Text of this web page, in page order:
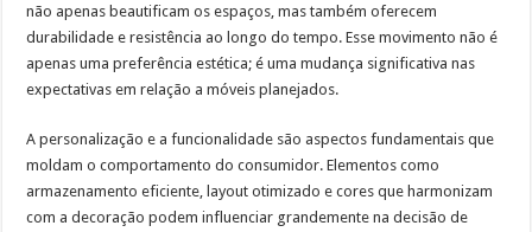
não apenas beautificam os espaços, mas também oferecem
durabilidade e resistência ao longo do tempo. Esse movimento não é
apenas uma preferência estética; é uma mudança significativa nas
expectativas em relação a móveis planejados.
A personalização e a funcionalidade são aspectos fundamentais que
moldam o comportamento do consumidor. Elementos como
armazenamento eficiente, layout otimizado e cores que harmonizam
com a decoração podem influenciar grandemente na decisão de